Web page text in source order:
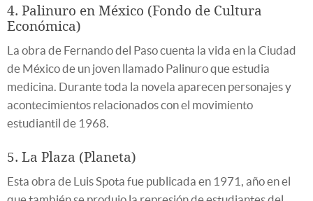
4. Palinuro en México (Fondo de Cultura
Económica)
La obra de Fernando del Paso cuenta la vida en la Ciudad
de México de un joven llamado Palinuro que estudia
medicina. Durante toda la novela aparecen personajes y
acontecimientos relacionados con el movimiento
estudiantil de 1968.
5. La Plaza (Planeta)
Esta obra de Luis Spota fue publicada en 1971, año en el